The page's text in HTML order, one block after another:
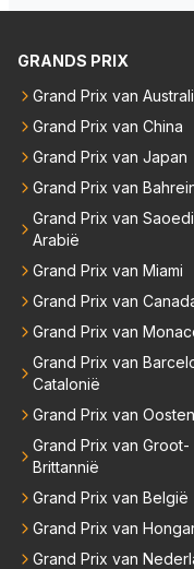
technisch mankement. Het was ook de
eed; hij vertrok
GRANDS PRIX
Grand Prix van
Grand Prix van China
Grand Prix van Japan
Grand Prix van
Grand Prix van
Arabië
Grand Prix van Miami
Grand Prix van
Grand Prix van
Grand Prix van
Catalonië
Grand Prix van
Grand Prix van Groot-
Brittannië
Grand Prix van België
Grand Prix van
Grand Prix van